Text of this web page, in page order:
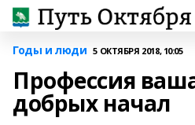
Годы и люди 5 ОКТЯБРЯ 2018, 10:05
Профессия
добрых начал